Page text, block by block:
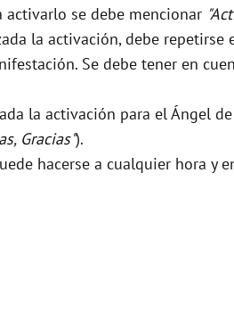
activarlo se debe mencionar
la activación, debe repetirse
Se debe tener en
la activación para el Ángel
Gracias").
hacerse a cualquier hora y